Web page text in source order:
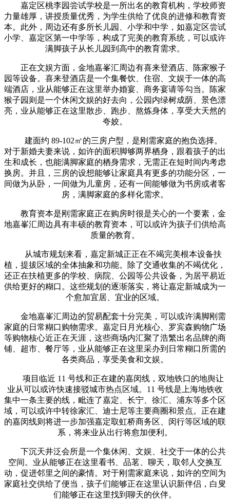
嘉定区桃李园尝试学校是一所出名的教育机构，学校师资
力量雄厚，讲授质量优秀，为学生供给了优良的进修和教育资
本。此外，周边还有多所长儿园、小学和中学，如嘉定区尝试
小学、嘉定区第一中学等，构成了完美的教育系统，可以或许
满脚孩子从长儿园到高中的教育需求。
正在文娱方面，金地嘉峯汇周边有喜来登酒店、陈家猴子
园等设备。喜来登酒店是一个集餐饮、住宿、文娱于一体的高
端酒店，业从能够正在这里举办婚宴、商务宴请等勾当。陈家
猴子园则是一个休闲文娱的好去向，公园内绿树成荫、景色漂
亮，业从能够正在这里散步、跑步、熬炼身体，享受大天然的
夸姣。
建面约 89-102㎡的三房户型，是刚需家庭的抱负选择。
对于新婚夫妻来说，如许的面积脚够两界栖身，跟着孩子的出
生和成长，也能满脚家庭的栖身需求，无需正在短时间内考虑
换房。并且，三房的设想能够让家庭具有更多的功能分区，一
间做为从卧，一间做为儿童房，还有一间能够做为书房或者客
房，满脚家庭的多样化需求。
教育资本是刚需家庭正在购房时很是关心的一个要素，金
地嘉峯汇周边具有丰硕的教育资本，可以或许为孩子们供给高
质量的教育。
从城市规划来看，嘉定新城正正在不竭完美根本设备扶
植，提拔区域的全体抽象和功能。除了交通收集的不竭优化，
还正在扶植更多的学校、病院、公园等公共设备，为居平易近
供给更好的糊口。这些规划的逐渐落实，将让嘉定新城成为一
个愈加宜居、宜业的区域。
金地嘉峯汇周边的贸易配套十分完美，可以或许满脚刚需
家庭的日常糊口购物需求。嘉定日月光核心、罗宾森购物广场
等购物核心近正在天涯，这些商场内汇聚了浩繁出名品牌的商
铺、超市、餐厅等，业从能够正在这里采办到日常糊口所需的
各类商品，享受美食和文娱。
项目临近 11 号线和正在建的嘉闵线，双地铁口的地舆让
业从可以或许快速接驳城市热点区域。11 号线是上海地铁收
集中一条主要的线，毗连了嘉定、长宁、徐汇、浦东等多个区
域，可以或许中转徐家汇、迪士尼等主要商圈和景点。正在建
的嘉闵线则将进一步加强嘉定取虹桥商务区、闵行等区域的联
系，将来业从出行将愈加便利。
下沉天井泛会所是一个集休闲、文娱、社交于一体的公共
空间。业从能够正在这里看书、品茗、聊天，取邻人交换互
动，促进邻里之间的豪情。对于刚需家庭来说，如许的空间为
家庭社交供给了便当，孩子们能够正在这里认识新伴侣，白叟
们能够正在这里找到聊天的伙伴。